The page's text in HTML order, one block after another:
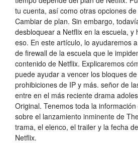
tu cuenta, así como otras opciones
Cambiar de plan. Sin embargo,
desbloquear a Netflix en la escuela, y
eso. En este artículo, lo ayudaremos
de firewall de la escuela que le
contenido de Netflix. Explicaremos
puede ayudar a vencer los bloques
prohibiciones de IP y más. señor de
entre en el más reciente drama
Original. Tenemos toda la
sobre el lanzamiento inminente de
trama, el elenco, el trailer y la fecha
Netflix.